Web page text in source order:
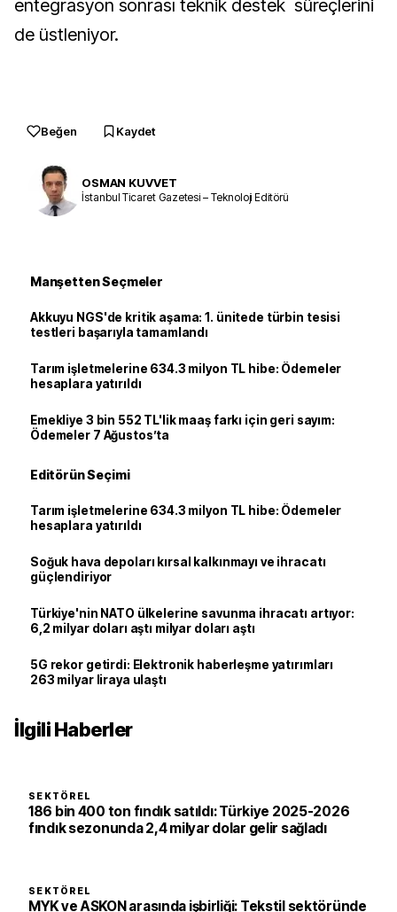
entegrasyon sonrası teknik destek süreçlerini
de üstleniyor.
Beğen Kaydet
OSMAN KUVVET
İstanbul Ticaret Gazetesi – Teknoloji Editörü
Manşetten Seçmeler
Akkuyu NGS'de kritik aşama: 1. ünitede türbin tesisi
testleri başarıyla tamamlandı
Tarım işletmelerine 634.3 milyon TL hibe: Ödemeler
hesaplara yatırıldı
Emekliye 3 bin 552 TL'lik maaş farkı için geri sayım:
Ödemeler 7 Ağustos’ta
Editörün Seçimi
Tarım işletmelerine 634.3 milyon TL hibe: Ödemeler
hesaplara yatırıldı
Soğuk hava depoları kırsal kalkınmayı ve ihracatı
güçlendiriyor
Türkiye'nin NATO ülkelerine savunma ihracatı artıyor:
6,2 milyar doları aştı milyar doları aştı
5G rekor getirdi: Elektronik haberleşme yatırımları
263 milyar liraya ulaştı
İlgili Haberler
SEKTÖREL
186 bin 400 ton fındık satıldı: Türkiye 2025-2026
fındık sezonunda 2,4 milyar dolar gelir sağladı
SEKTÖREL
MYK ve ASKON arasında işbirliği: Tekstil sektöründe